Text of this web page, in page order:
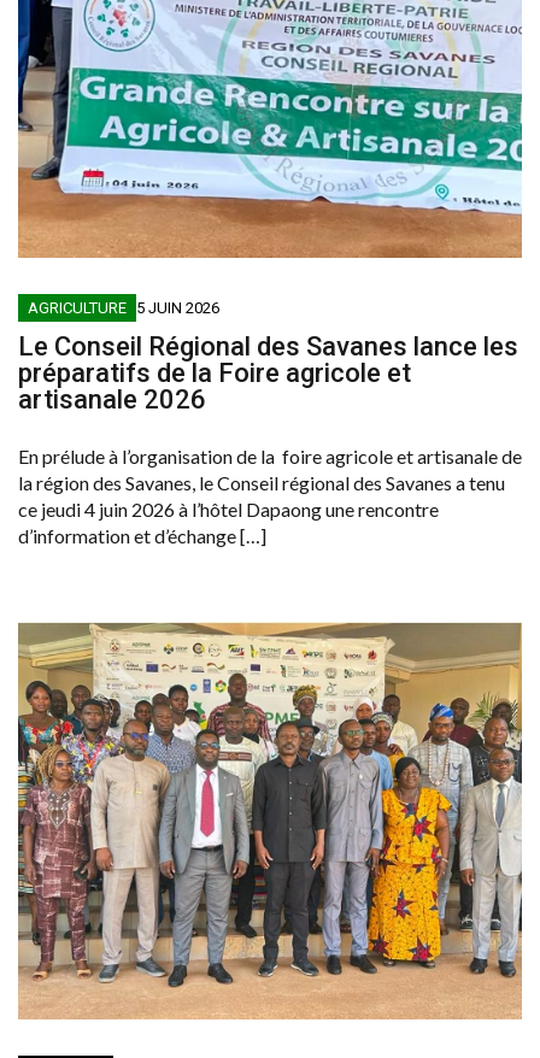
AGRICULTURE 5 JUIN 2026
Le Conseil Régional des Savanes lance les
préparatifs de la Foire agricole et
artisanale 2026
En prélude à l’organisation de la foire agricole et artisanale de
la région des Savanes, le Conseil régional des Savanes a tenu
ce jeudi 4 juin 2026 à l’hôtel Dapaong une rencontre
d’information et d’échange […]